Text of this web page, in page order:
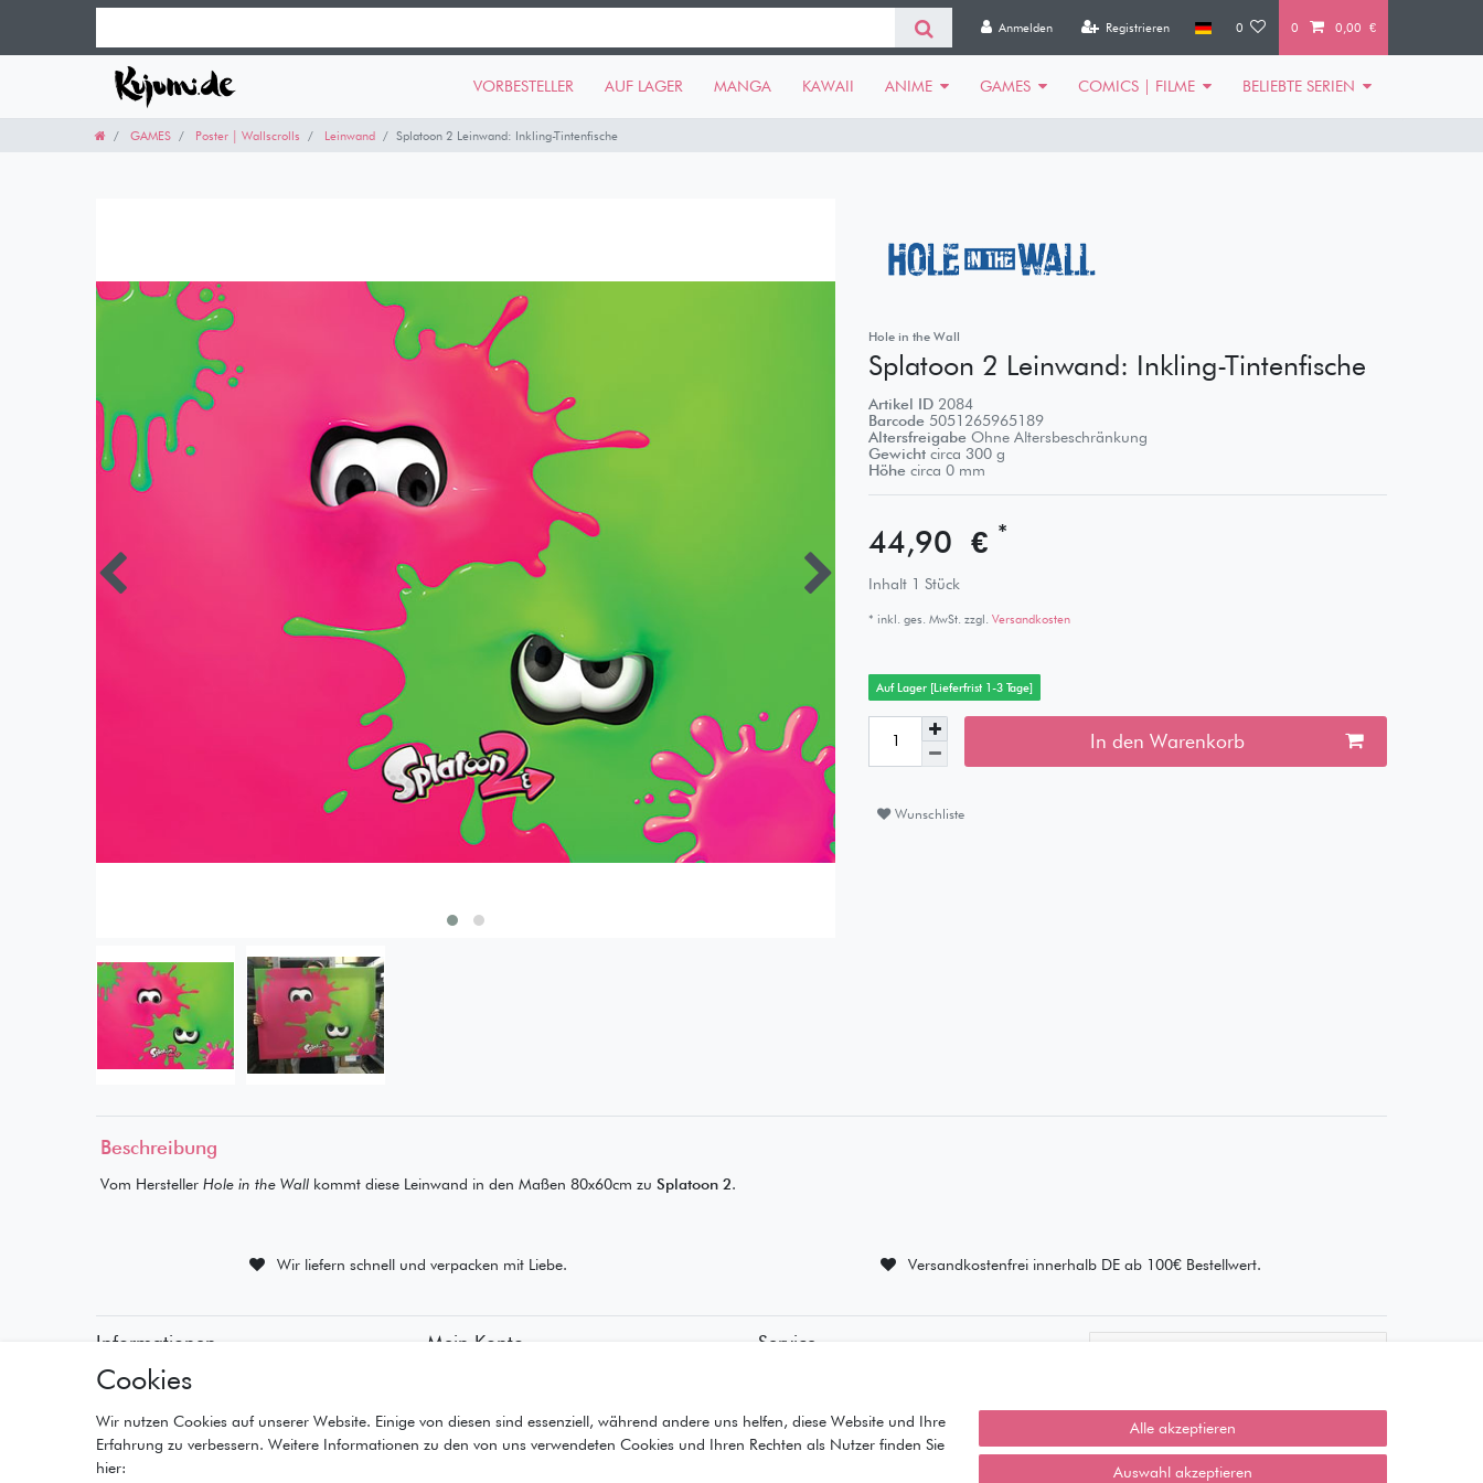
Anmelden Registrieren 0 0 0,00 €
VORBESTELLER AUF LAGER MANGA KAWAII ANIME GAMES COMICS | FILME BELIEBTE SERIEN
GAMES Poster | Wallscrolls Leinwand Splatoon 2 Leinwand: Inkling-Tintenfische
Hole in the Wall
Splatoon 2 Leinwand: Inkling-Tintenfische
Artikel ID 2084
Barcode 5051265965189
Altersfreigabe Ohne Altersbeschränkung
Gewicht circa 300 g
Höhe circa 0 mm
44,90 € *
Inhalt 1 Stück
* inkl. ges. MwSt. zzgl. Versandkosten
Auf Lager [Lieferfrist 1-3 Tage]
In den Warenkorb
Wunschliste
Beschreibung
Vom Hersteller Hole in the Wallkommt diese Leinwand in den Maßen 80x60cm zu Splatoon 2.
Wir liefern schnell und verpacken mit Liebe. Versandkostenfrei innerhalb DE ab 100€ Bestellwert.
Informationen
• Zahlungsarten
• Versandinformationen
• Lieferzeiten
• Widerrufsrecht
Mein Konto
• Warenkorb
• Kasse
Service
• AGB
• Impressum
abholen?
Ist die Ware neuverpackt?
Cookies
Wir nutzen Cookies auf unserer Website. Einige von diesen sind essenziell, während andere uns helfen, diese Website und Ihre
Erfahrung zu verbessern. Weitere Informationen zu den von uns verwendeten Cookies und Ihren Rechten als Nutzer finden Sie
hier:
Alle akzeptieren
Auswahl akzeptieren